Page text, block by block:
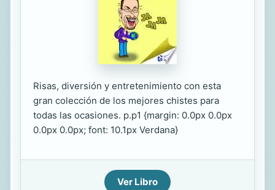
Risas, diversión y entretenimiento con esta
gran colección de los mejores chistes para
todas las ocasiones. p.p1 {margin: 0.0px 0.0px
0.0px 0.0px; font: 10.1px Verdana}
Ver Libro